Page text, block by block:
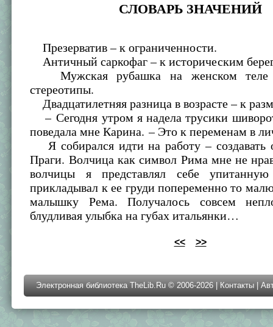
СЛОВАРЬ ЗНАЧЕНИЙ
Презерватив – к ограниченности.
Античный саркофаг – к историческим
Мужская рубашка на женском
стереотипы.
Двадцатилетняя разница в возрасте – к
– Сегодня утром я надела трусики
поведала мне Карина. – Это к переменам в
Я собирался идти на работу – создавать
Праги. Волчица как символ Рима мне не
волчицы я представлял себе
прикладывал к ее груди попеременно то
малышку Рема. Получалось совсем
блудливая улыбка на губах итальянки…
<< >>
Электронная библиотека TheLib.Ru © 2006-2026 | Контакты |